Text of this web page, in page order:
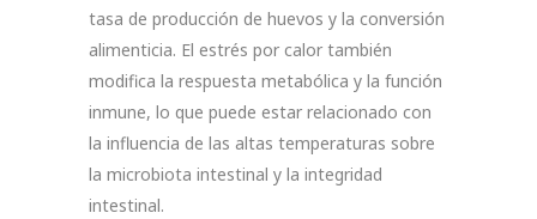
tasa de producción de huevos y la conversión
alimenticia. El estrés por calor también
modifica la respuesta metabólica y la función
inmune, lo que puede estar relacionado con
la influencia de las altas temperaturas sobre
la microbiota intestinal y la integridad
intestinal.